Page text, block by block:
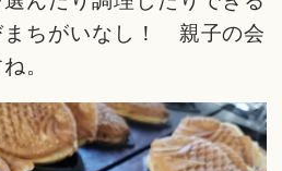
まちがいなし！ 親子の会
。